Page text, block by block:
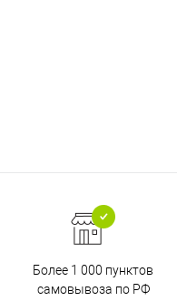
Более 1 000 пунктов
самовывоза по РФ